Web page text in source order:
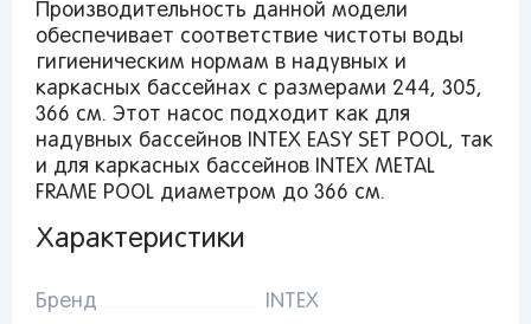
Производительность данной модели
обеспечивает соответствие чистоты воды
гигиеническим нормам в надувных и
каркасных бассейнах с размерами 244, 305,
366 см. Этот насос подходит как для
надувных бассейнов INTEX EASY SET POOL, так
и для каркасных бассейнов INTEX METAL
FRAME POOL диаметром до 366 см.
Характеристики
Бренд INTEX